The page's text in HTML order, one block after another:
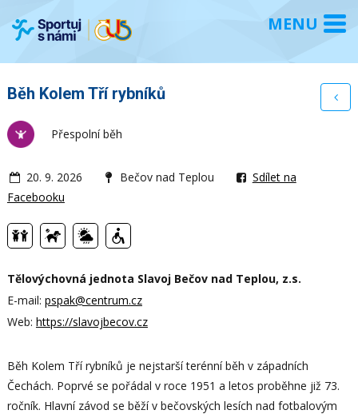
Běh Kolem Tří rybníků
Přespolní běh
20. 9. 2026 Bečov nad Teplou
Sdílet na
Facebooku
Tělovýchovná jednota Slavoj Bečov nad Teplou, z.s.
E-mail: pspak@centrum.cz
Web: https://slavojbecov.cz
Běh Kolem Tří rybníků je nejstarší terénní běh v západních
Čechách. Poprvé se pořádal v roce 1951 a letos proběhne již 73.
ročník. Hlavní závod se běží v bečovských lesích nad fotbalovým